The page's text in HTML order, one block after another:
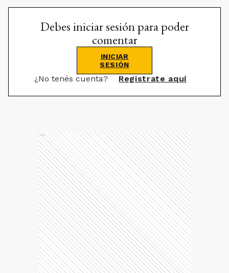
Debes iniciar sesión para poder
comentar
INICIAR
SESIÓN
¿No tenés cuenta? Registrate aquí
Ads